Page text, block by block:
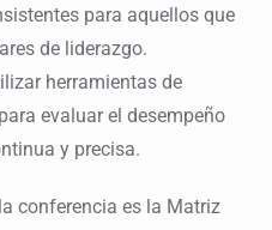
para aquellos que
de liderazgo.
herramientas de
evaluar el desempeño
y precisa.
conferencia es la Matriz